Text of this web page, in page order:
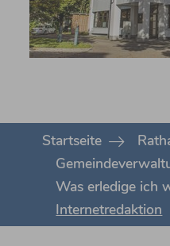
You are here:Startseite
Was erledige ich
Internetredaktion